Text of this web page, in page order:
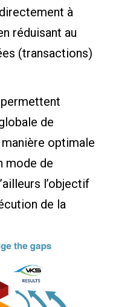
à
réduisant au
(transactions)
de
manière optimale
mode de
l’objectif
de la